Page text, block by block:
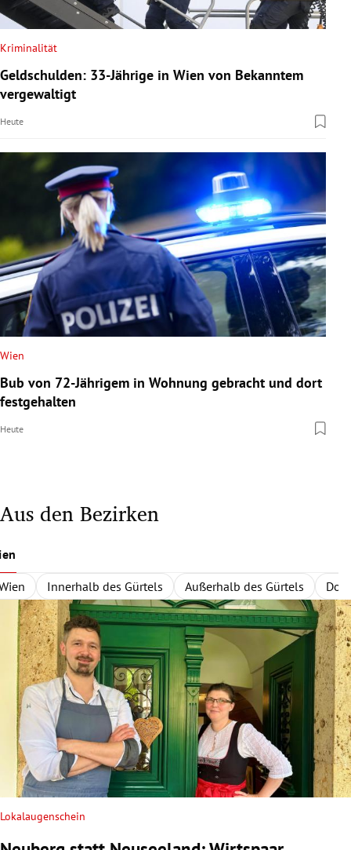
Kriminalität
Geldschulden: 33-Jährige in Wien von Bekanntem
vergewaltigt
Heute
Wien
Bub von 72-Jährigem in Wohnung gebracht und dort
festgehalten
Heute
Aus den Bezirken
Innerhalb des Gürtels Außerhalb des Gürtels
Lokalaugenschein